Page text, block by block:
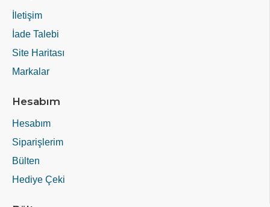
İletişim
İade Talebi
Site Haritası
Markalar
Hesabım
Hesabım
Siparişlerim
Bülten
Hediye Çeki